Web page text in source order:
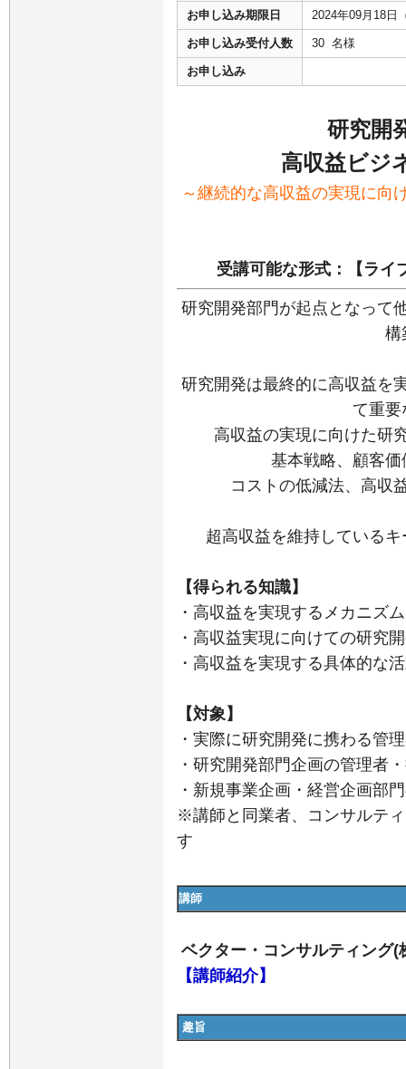
お申し込み期限日 2024年09月18日
お申し込み受付人数 30 名様
お申し込み
研究開
高収益ビジ
～継続的な高収益の実現に向
受講可能な形式：【ライ
研究開発部門が起点となって
構
研究開発は最終的に高収益を
て重
高収益の実現に向けた研
基本戦略、顧客
コストの低減法、高収
超高収益を維持している
【得られる知識】
・高収益を実現するメカニズム
・高収益実現に向けての研究
・高収益を実現する具体的な
【対象】
・実際に研究開発に携わる管
・研究開発部門企画の管理者
・新規事業企画・経営企画
※講師と同業者、コンサルテ
す
講師
ベクター・コンサルティン
【講師紹介】
趣旨